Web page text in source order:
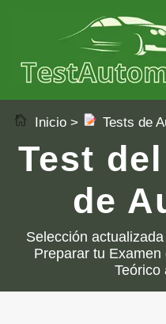
Inicio > Tests de
Test
de
Selección
Preparar tu
Teórico